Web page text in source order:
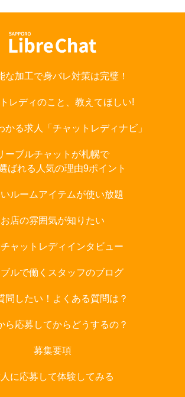
な加工で身バレ対策は完璧！
レディのこと、教えてほしい!
かる求人「チャットレディナビ」
ーブルチャットが札幌で
ばれる人気の理由9ポイント
ルームアイテムが使い放題
お店の雰囲気が知りたい
ャットレディインタビュー
ブルで働くスタッフのブログ
問したい！よくある質問は？
ら応募してからどうするの？
募集要項
に応募して体験してみる